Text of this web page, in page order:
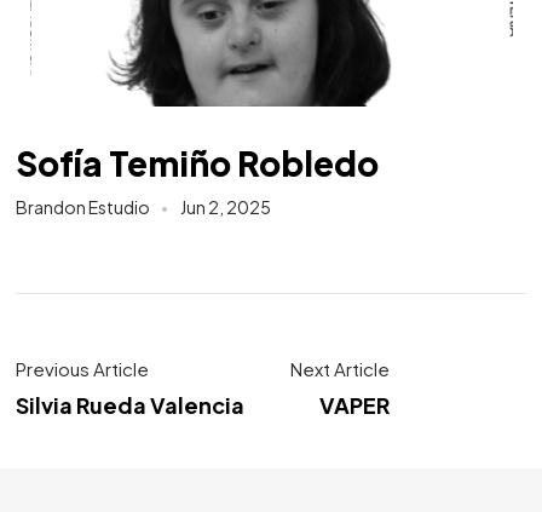
Sofía Temiño Robledo
Brandon Estudio Jun 2, 2025
Previous Article
Silvia Rueda Valencia
Next Article
VAPER